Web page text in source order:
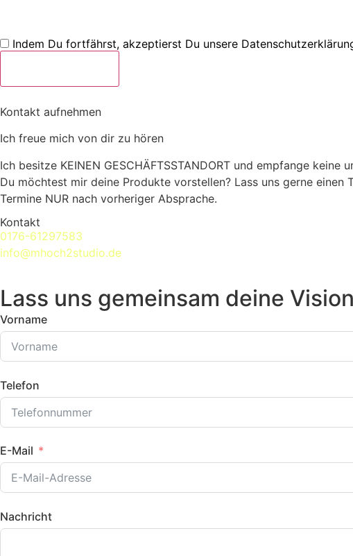
Indem Du fortfährst, akzeptierst Du unsere
Kontakt aufnehmen
Ich freue mich von dir zu hören
Ich besitze KEINEN GESCHÄFTSSTANDORT und empfange keine
Du möchtest mir deine Produkte vorstellen? Lass uns gerne einen
Termine NUR nach vorheriger Absprache.
Kontakt
0176-61297583
info@mhoch2studio.de
Lass uns gemeinsam deine
Vorname
Telefon
E-Mail
Nachricht